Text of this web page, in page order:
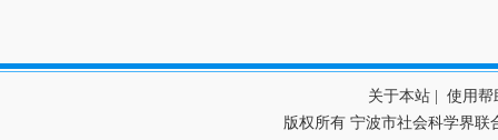
关于本站
使用帮
版权所有 宁波市社会科学界